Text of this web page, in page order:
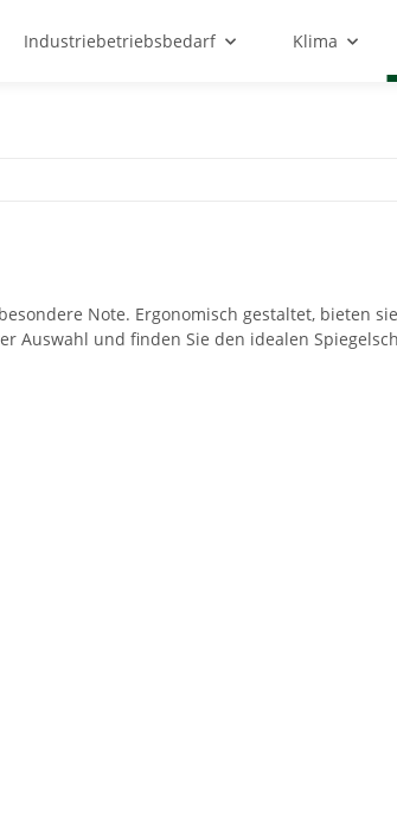
Industriebetriebsbedarf Klima
Note. Ergonomisch gestaltet, bieten
Auswahl und finden Sie den idealen